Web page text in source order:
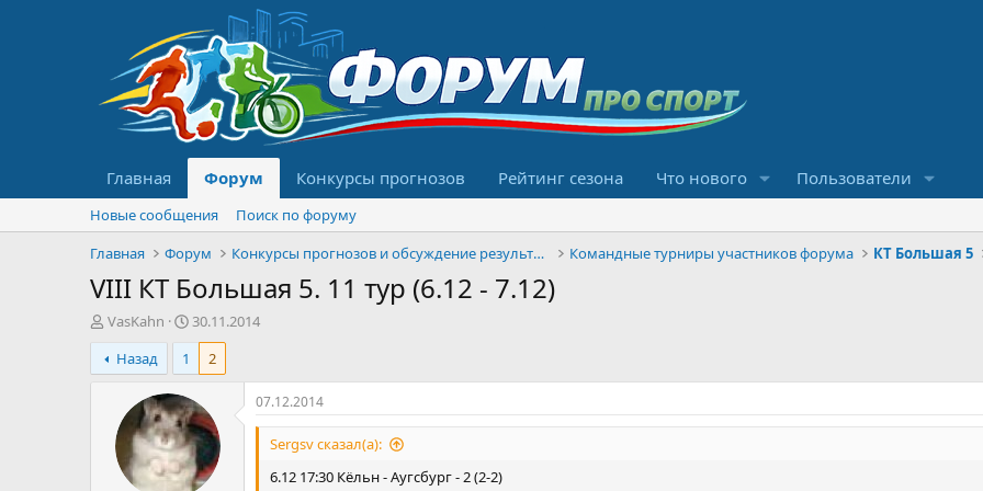
Главная Форум Конкурсы прогнозов Рейтинг сезона Что нового Пользователи
Новые сообщения
Поиск по форуму
Главная
Форум Конкурсы прогнозов и обсуждение результатов Командные турниры участников форума КТ Большая 5
VIII КТ Большая 5. 11 тур (6.12 - 7.12)
А
в
т
о
м
VasKahn
Д
а
а
н
а
ч
а
л
30.11.2014
Назад
1 2
07.12.2014
Sergsv сказал(а):
6.12 17:30 Кёльн - Аугсбург - 2 (2-2)